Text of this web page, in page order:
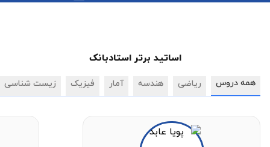
اساتید برتر استادبانک
همه دروس ریاضی هندسه آمار فیزیک زیست شناسی